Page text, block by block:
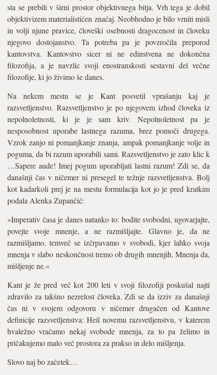
sta se prebili v širni prostor objektivnega bitja. Vrh tega je dobil
objektivizem materialističen značaj. Neobhodno je bilo vrniti misli
in volji njune pravice, človeški osebnosti dragocenost in človeku
njegovo dostojanstvo. Ta potreba pa je povzročila preporod
kantovstva. Kantovstvo sicer ni ne edinstvena ne dokončna
filozofija, a je navzlic svoji enostranskosti sestavni del večne
filozofije, ki jo živimo še danes.
Na nekem mestu se je Kant posvetil vprašanju kaj je
razsvetljenstvo. Razsvetljenstvo je po njegovem izhod človeka iz
nepolnoletnosti, ki je je sam kriv. Nepolnoletnost pa je
nesposobnost uporabe lastnega razuma, brez pomoči drugega.
Vzrok zanjo ni pomanjkanje znanja, ampak pomanjkanje volje in
poguma, da bi razum uporabili sami. Razsvetljenstvo je zato klic k
…Sapere aude! Imej pogum uporabljati lastni razum! Zdi se, da
današnji čas v ničemer ni presegel te težnje razsvetljenstva. Bolj
kot kadarkoli prej je na mestu formulacija kot jo je pred kratkim
podala Alenka Zupančič:
»Imperativ časa je danes natanko to: bodite svobodni, ugovarjajte,
povejte svoje mnenje, a ne razmišljajte. Glavno je, da ne
razmišljamo, temveč se izčrpavamo v svobodi, kjer lahko svoja
mnenja v slabo neskončnost tremo ob drugih mnenjih. Mnenja da,
mišljenje ne.«
Kant je že pred več kot 200 leti v svoji filozofiji poskušal najti
zdravilo za takšno nezrelost človeka. Zdi se da izziv za današnji
čas ni v svojem odgovoru v ničemer drugačen od Kantove
definicije razsvetljenstva: Heil novemu razsvetljenstvu, v katerem
hvaležno vračamo nekaj svobode mnenja, za to pa želimo in
pričakujemo malo več prostora za prakso in delo mišljenja.
Slovo naj bo začetek…